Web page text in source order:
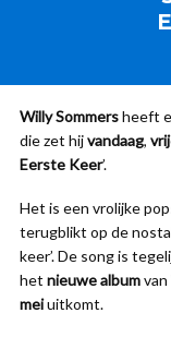
Willy Sommersheeft
die zet hijvandaag,
Eerste Keer’.
Het is een vrolijke
terugblikt op de
keer’. De song is
het nieuwe albumvan
meiuitkomt.